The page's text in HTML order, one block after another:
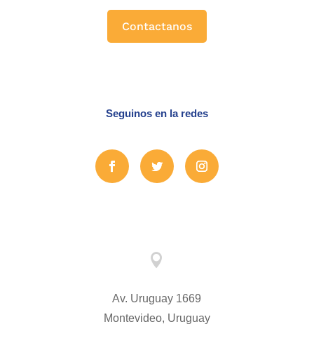
Contactanos
Seguinos en la redes

Av. Uruguay 1669
Montevideo, Uruguay